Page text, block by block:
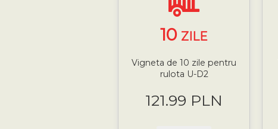
10 ZILE
Vigneta de 10 zile pentru
rulota U-D2
121.99 PLN